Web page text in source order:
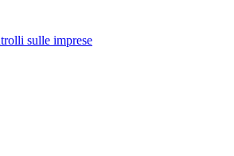
sulle imprese